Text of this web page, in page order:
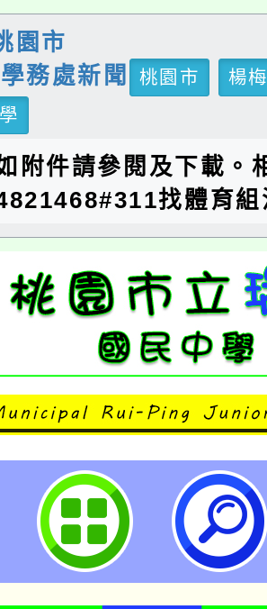
園市
務處新聞
桃園市
楊
附件請參閱及下載。
找體育組
度體育班新生入學暨
立瑞坪國民中學